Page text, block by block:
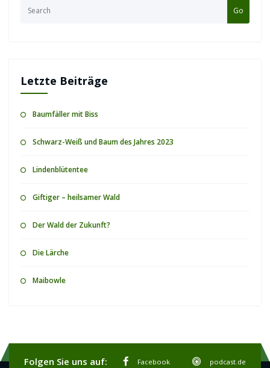
Go
Letzte Beiträge
Baumfäller mit Biss
Schwarz-Weiß und Baum des Jahres 2023
Lindenblütentee
Giftiger – heilsamer Wald
Der Wald der Zukunft?
Die Lärche
Maibowle
Folgen Sie uns auf: Facebook podcast.de